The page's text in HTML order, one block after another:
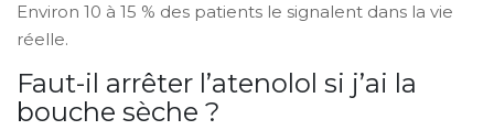
Environ 10 à 15 % des patients le signalent dans la vie
réelle.
Faut-il arrêter l’atenolol si j’ai la
bouche sèche ?